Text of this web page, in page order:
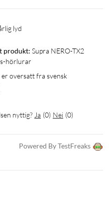
±3 dB
Plus
lyd
produkt: Supra NERO-TX2
hörlurar
er oversatt fra svensk
nyttig? Ja (0) Nei (0)
Powered By TestFreaks